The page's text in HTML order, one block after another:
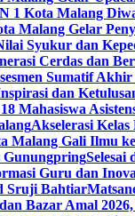
1 Kota Malang
Malang Gelar
Syukur dan
Cerdas dan
Sumatif
dan
Mahasiswa
Akselerasi
Malang Gali Ilmu
GunungpringSelesai
Guru dan
Sruji Bahtiar
Bazar Amal